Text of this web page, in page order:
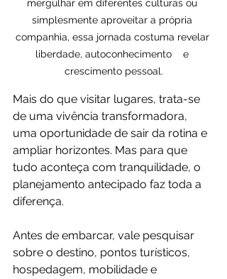
mergulhar em diferentes culturas ou
simplesmente aproveitar a própria
companhia, essa jornada costuma revelar
liberdade, autoconhecimento    e
crescimento pessoal.
Mais do que visitar lugares, trata-se
de uma vivência transformadora,
uma oportunidade de sair da rotina e
ampliar horizontes. Mas para que
tudo aconteça com tranquilidade, o
planejamento antecipado faz toda a
diferença.
Antes de embarcar, vale pesquisar
sobre o destino, pontos turísticos,
hospedagem, mobilidade e